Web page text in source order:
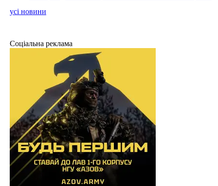
усі новини
Соціальна реклама